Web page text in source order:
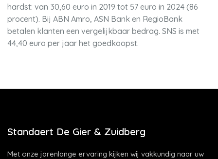
hardst: van 30,60 euro in 2019 tot 57 euro in 2024 (86
procent). Bij ABN Amro, ASN Bank en RegioBank
betalen klanten een vergelijkbaar bedrag. SNS is met
44,40 euro per jaar het goedkoopst.
Standaert De Gier & Zuidberg
Met onze jarenlange ervaring kijken wij vakkundig naar uw